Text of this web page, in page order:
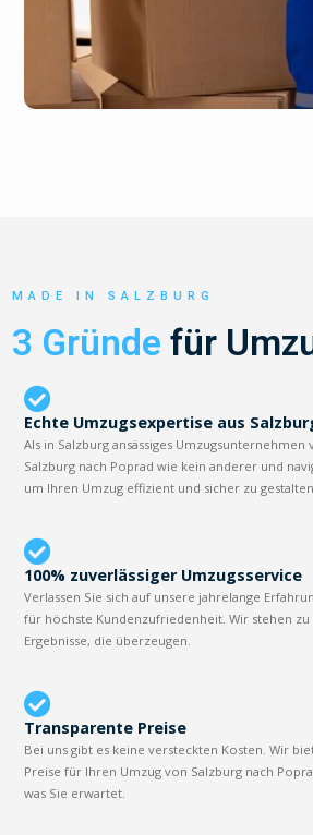
MADE IN SALZBURG
3 Gründe für
Echte Umzugsexpertise aus
Als in Salzburg ansässiges
Salzburg nach Poprad wie kein anderer und
um Ihren Umzug effizient und sicher zu gestalten.
100% zuverlässiger Umzugsservice
Verlassen Sie sich auf unsere jahrelange
für höchste Kundenzufriedenheit. Wir stehen
Ergebnisse, die überzeugen.
Transparente Preise
Bei uns gibt es keine versteckten Kosten. Wir
Preise für Ihren Umzug von Salzburg nach
was Sie erwartet.